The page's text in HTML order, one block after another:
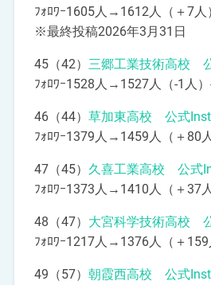
ﾌｫﾛﾜｰ1605人→1612人（＋7人
※最終投稿2026年3月31日
45（42） 三郷工業技術高校
ﾌｫﾛﾜｰ1528人→1527人（-1人
46（44） 草加東高校 公式
ﾌｫﾛﾜｰ1379人→1459人（＋80
47（45） 久喜工業高校 公式
ﾌｫﾛﾜｰ1373人→1410人（＋37
48（47） 大宮科学技術高校
ﾌｫﾛﾜｰ1217人→1376人（＋
49（57） 朝霞西高校 公式